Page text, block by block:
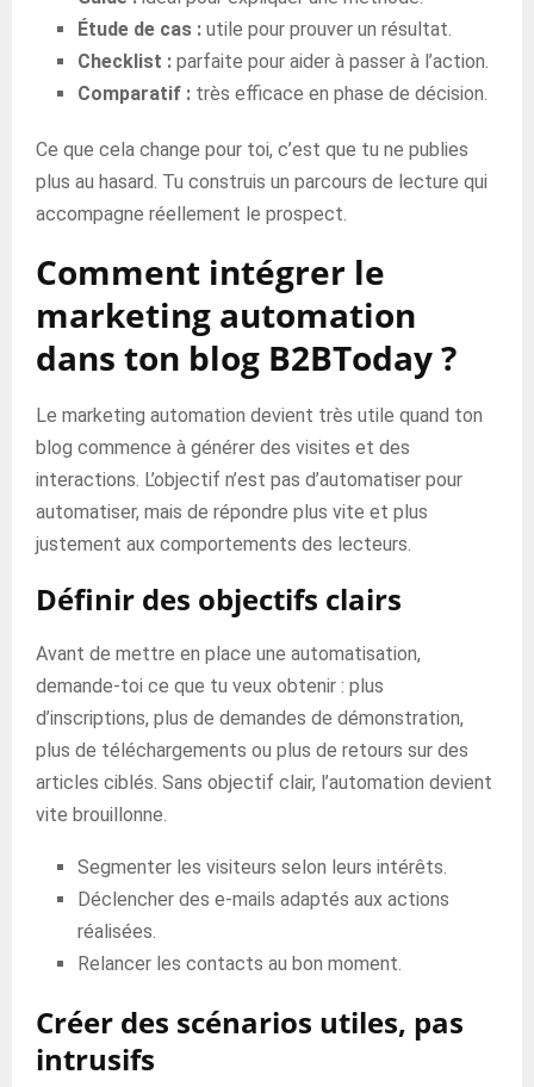
Étude de cas : utile pour prouver un résultat.
Checklist : parfaite pour aider à passer à l’action.
Comparatif : très efficace en phase de décision.
Ce que cela change pour toi, c’est que tu ne publies
plus au hasard. Tu construis un parcours de lecture qui
accompagne réellement le prospect.
Comment intégrer le
marketing automation
dans ton blog B2BToday ?
Le marketing automation devient très utile quand ton
blog commence à générer des visites et des
interactions. L’objectif n’est pas d’automatiser pour
automatiser, mais de répondre plus vite et plus
justement aux comportements des lecteurs.
Définir des objectifs clairs
Avant de mettre en place une automatisation,
demande-toi ce que tu veux obtenir : plus
d’inscriptions, plus de demandes de démonstration,
plus de téléchargements ou plus de retours sur des
articles ciblés. Sans objectif clair, l’automation devient
vite brouillonne.
Segmenter les visiteurs selon leurs intérêts.
Déclencher des e-mails adaptés aux actions
réalisées.
Relancer les contacts au bon moment.
Créer des scénarios utiles, pas
intrusifs